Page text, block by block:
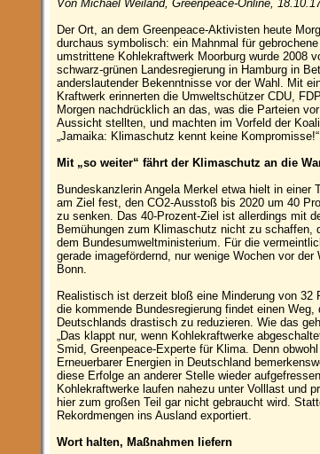
Von Michael Weiland, Greenpeace-Online,
Der Ort, an dem Greenpeace-Aktivisten heute
durchaus symbolisch: ein Mahnmal für
umstrittene Kohlekraftwerk Moorburg wurde 2008
schwarz-grünen Landesregierung in Hamburg in
anderslautender Bekenntnisse vor der Wahl. Mit
Kraftwerk erinnerten die Umweltschützer CDU,
Morgen nachdrücklich an das, was die Parteien
Aussicht stellten, und machten im Vorfeld der
„Jamaika: Klimaschutz kennt keine Kompromisse!“
Mit „so weiter“ fährt der Klimaschutz an die
Bundeskanzlerin Angela Merkel etwa hielt in einer
am Ziel fest, den CO2-Ausstoß bis 2020 um 40
zu senken. Das 40-Prozent-Ziel ist allerdings mit
Bemühungen zum Klimaschutz nicht zu schaffen,
dem Bundesumweltministerium. Für die
gerade imagefördernd, nur wenige Wochen vor
Bonn.
Realistisch ist derzeit bloß eine Minderung von 32
die kommende Bundesregierung findet einen Weg,
Deutschlands drastisch zu reduzieren. Wie das
„Das klappt nur, wenn Kohlekraftwerke
Smid, Greenpeace-Experte für Klima. Denn
Erneuerbarer Energien in Deutschland
diese Erfolge an anderer Stelle wieder
Kohlekraftwerke laufen nahezu unter Volllast und
hier zum großen Teil gar nicht gebraucht wird.
Rekordmengen ins Ausland exportiert.
Wort halten, Maßnahmen liefern